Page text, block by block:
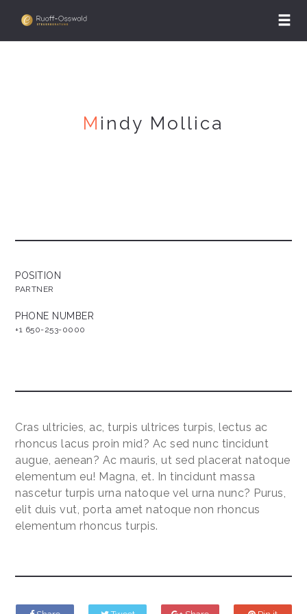
M indy Mollica
POSITION
PARTNER
PHONE NUMBER
+1 650-253-0000
Cras ultricies, ac, turpis ultrices turpis, lectus ac
rhoncus lacus proin mid? Ac sed nunc tincidunt
augue, aenean? Ac mauris, ut sed placerat natoque
elementum eu! Magna, et. In tincidunt massa
nascetur turpis urna natoque vel urna nunc? Purus,
elit duis vut, porta amet natoque non rhoncus
elementum rhoncus turpis.